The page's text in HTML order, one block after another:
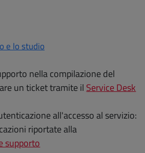
e lo studio
nella compilazione del
un ticket tramite il Service Desk
all'accesso al servizio:
riportate alla
supporto